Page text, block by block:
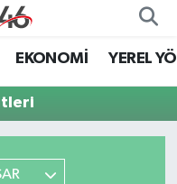
EKONOMİ YEREL